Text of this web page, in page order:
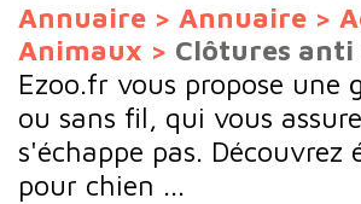
Annuaire > Annuaire >
Animaux > Clôtures anti
Ezoo.fr vous propose
ou sans fil, qui vous
s'échappe pas.
pour chien ...